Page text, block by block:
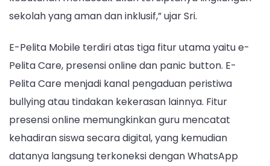
sekolah yang aman dan inklusif,” ujar Sri.
E-Pelita Mobile terdiri atas tiga fitur utama yaitu e-
Pelita Care, presensi online dan panic button. E-
Pelita Care menjadi kanal pengaduan peristiwa
bullying atau tindakan kekerasan lainnya. Fitur
presensi online memungkinkan guru mencatat
kehadiran siswa secara digital, yang kemudian
datanya langsung terkoneksi dengan WhatsApp